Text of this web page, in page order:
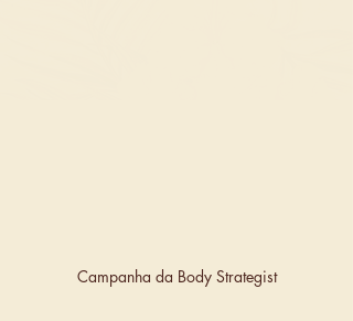
Campanha da Body Strategist